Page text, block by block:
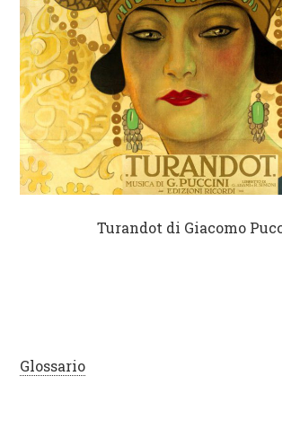
Turandot di Giacomo
Glossario